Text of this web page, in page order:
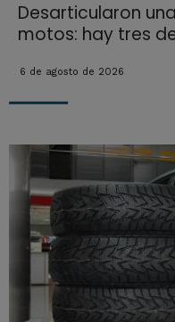
Desarticularon
motos: hay tres
6 de agosto de 2026